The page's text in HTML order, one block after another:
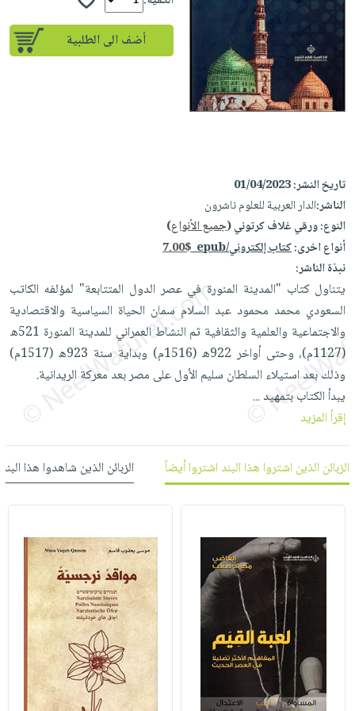
إختياراتنا
كتب
أكاديمية
صندوق
القراءة
iKitab
حدود
أسئلة
يتكرر
iKitab
على
Android
تحميل
iKitab
على
Apple
أسئلة
طرحها
تحميل
masmu3
masmu3
على
Apple
المواضيع
الأكثر
مبيعاً
وسائل
تعليمية
جوائز
تعليمية
الصحة
والعناية
الشخصية
أجهزة
العناية
الشخصية
العناية
وتصفيف
الشعر
العناية
بالجسم
العناية
بالأسنان
الحمية
المطبخ
والسفرة
جديد
الكل
أواني
الطهي
أدوات
الخبز
أدوات
المائدة
الأوعية
والتخزين
أدوات
المطبخ
متجر
الهدايا
أقسام
الأكثر
مبيعاً
العودة
اكسسوارات
كتب
اكسسوارات
اكسسوارات
ملابس
مطرزات
حقائب
عناية
بالذات
شحن
مجاني
بنود
مختارة
اشتراكات
كل
الاشتراكات
القراءة
iKitab
بحث
متقدم
الشركة
سياسة
الشركة
الأمنيات
أضف الى الطلبية
تاريخ النشر:01/04/2023
الناشر:الدار العربية للعلوم ناشرون
النوع:ورقي غلاف كرتوني (جميع الأنواع)
أنواع اخرى:كتاب إلكتروني/epub
7.00$
نبذة الناشر:
يتناول كتاب "المدينة المنورة في عصر الدول المتتابعة" لمؤلفه الكاتب
السعودي محمد محمود عبد السلام سمان الحياة السياسية والاقتصادية
والاجتماعية والعلمية والثقافية ثم النشاط العمراني للمدينة المنورة 521ه
(1127م)، وحتى أواخر 922ه (1516م) وبداية سنة 923ه (1517م)
وذلك بعد استيلاء السلطان سليم الأول على مصر بعد معركة الريدانية.
يبدأ الكتاب بتمهيد...
إقرأ المزيد
الزبائن الذين اشتروا هذا البند اشتروا أيضاً الزبائن الذين شاهدوا هذا